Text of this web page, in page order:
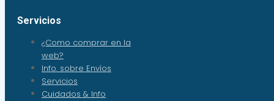
Servicios
¿Como comprar en la
web?
Info. sobre Envíos
Servicios
Cuidados & Info